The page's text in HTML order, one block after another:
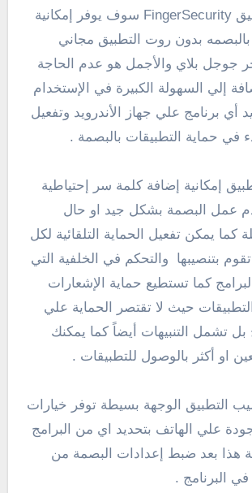
FingerSecurity سوف يوفر إمكانية
بدون روت التطبيق مجاني
جوجل بلاي والأجمل هو عدم الحاجة
إلي السهولة الكبيرة في الإستخدام
برنامج علي جهاز الأندرويد وتفعيل
في حماية التطبيقات بالبصمة .
إمكانية إضافة كلمة سر إحتياطية
عمل البصمة بشكل جيد او حال
يمكن تفعيل الحماية التلقائية لكل
تقوم بتنصيبها والتحكم في الخلفية التي
كما تستطيع حماية الإشعارات
حيث لا تقتصر الحماية علي
بل تشمل التنبيهات أيضاً كما يمكنك
او أكثر بالوصول للتطبيقات .
التطبيق الوجهة بسيطة توفر خيارات
علي الهاتف بتحديد اي من البرامج
هذا بعد ضبط إعدادات البصمة من
البرنامج .